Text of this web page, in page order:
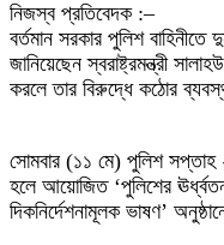
নিজস্ব প্রতিবেদক :–
বর্তমান সরকার পুলিশ বাহিনীতে
জানিয়েছেন স্বরাষ্ট্রমন্ত্রী
করলে তার বিরুদ্ধে কঠোর
সোমবার (১১ মে) পুলিশ সপ্তাহ
হলে আয়োজিত ‘পুলিশের ঊর্ধ্বতন
দিকনির্দেশনামূলক ভাষণ’